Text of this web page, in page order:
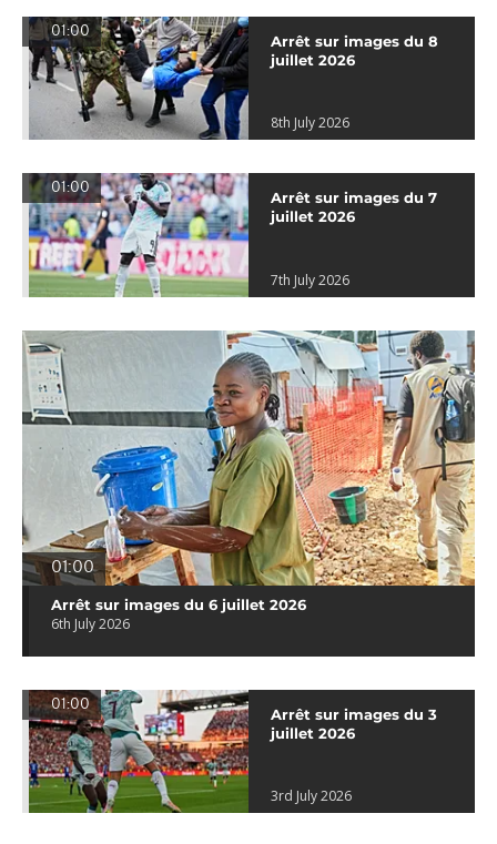
01:00
Arrêt sur images du 8
juillet 2026
8th July 2026
01:00
Arrêt sur images du 7
juillet 2026
7th July 2026
01:00
Arrêt sur images du 6 juillet 2026
6th July 2026
01:00
Arrêt sur images du 3
juillet 2026
3rd July 2026